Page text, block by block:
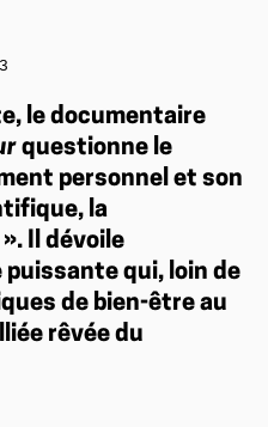
le documentaire
questionne le
personnel et son
la
Il dévoile
qui, loin de
de bien-être au
rêvée du